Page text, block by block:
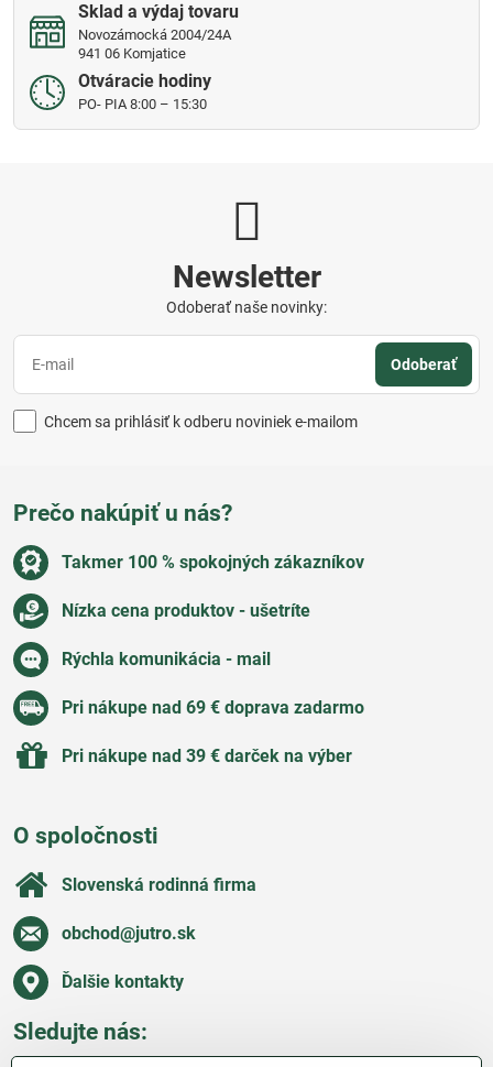
Sklad a výdaj tovaru
Novozámocká 2004/24A
941 06 Komjatice
Otváracie hodiny
PO- PIA 8:00 – 15:30
Newsletter
Odoberať naše novinky:
Odoberať
Chcem sa prihlásiť k odberu noviniek e-mailom
Prečo nakúpiť u nás?
Takmer 100 % spokojných zákazníkov
Nízka cena produktov - ušetríte
Rýchla komunikácia - mail
Pri nákupe nad 69 € doprava zadarmo
Pri nákupe nad 39 € darček na výber
O spoločnosti
Slovenská rodinná firma
obchod​@jutro​.sk
Ďalšie kontakty
Sledujte nás: